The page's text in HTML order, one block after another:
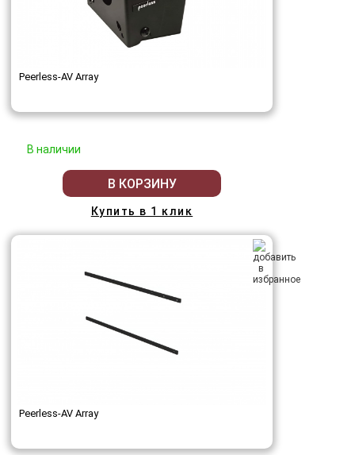
Peerless-AV Array
В наличии
В КОРЗИНУ
Купить в 1 клик
Peerless-AV Array